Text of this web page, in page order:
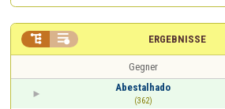
ERGEBNISSE
 
Gegner
Abestalhado
(362)